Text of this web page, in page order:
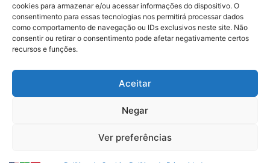
cookies para armazenar e/ou acessar informações do dispositivo. O
consentimento para essas tecnologias nos permitirá processar dados
como comportamento de navegação ou IDs exclusivos neste site. Não
consentir ou retirar o consentimento pode afetar negativamente certos
recursos e funções.
Aceitar
Negar
Ver preferências
REDES SOCIAIS